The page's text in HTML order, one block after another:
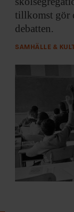
LYSSNA/
KONTAKTA
SKRIV I F&F
tillkomst gör
debatten.
SAMHÄLLE &